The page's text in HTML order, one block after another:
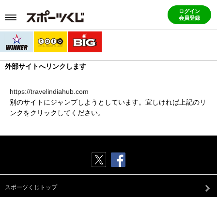
ログイン
会員登録
外部サイトへリンクします
https://travelindiahub.com
別のサイトにジャンプしようとしています。宜しければ上記のリ
ンクをクリックしてください。
スポーツくじトップ